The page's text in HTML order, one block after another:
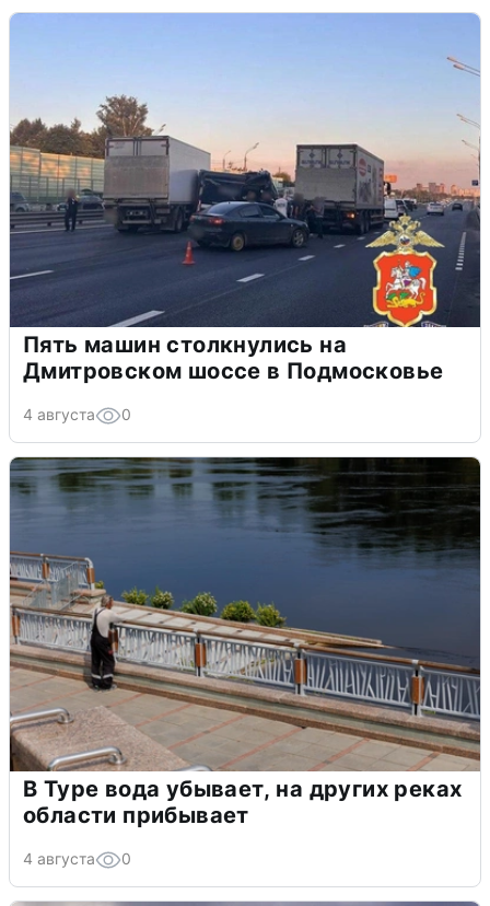
Пять машин столкнулись на
Дмитровском шоссе в Подмосковье
4 августа 0
В Туре вода убывает, на других реках
области прибывает
4 августа 0